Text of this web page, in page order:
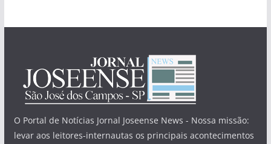
O Portal de Notícias Jornal Joseense News - Nossa missão:
levar aos leitores-internautas os principais acontecimentos